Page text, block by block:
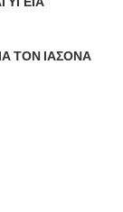
ΤΟΝ ΙΆΣΟΝΑ